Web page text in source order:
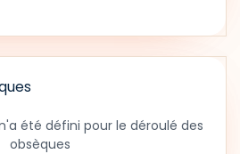
été défini pour le déroulé des
obsèques